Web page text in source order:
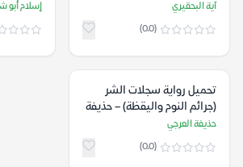
آية البحقيري
(0.0)
إسلام أبو
تحميل رواية سجلات الشر
(جرائم النوم واليقظة) – حذيفة
العرجي
حذيفة العرجي
(0.0)